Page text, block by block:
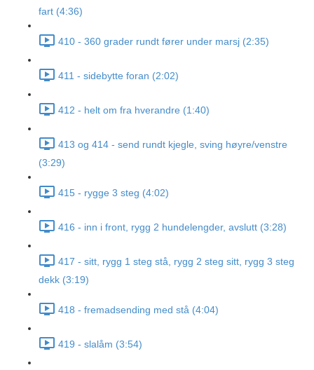
fart (4:36)
410 - 360 grader rundt fører under marsj (2:35)
411 - sidebytte foran (2:02)
412 - helt om fra hverandre (1:40)
413 og 414 - send rundt kjegle, sving høyre/venstre
(3:29)
415 - rygge 3 steg (4:02)
416 - inn i front, rygg 2 hundelengder, avslutt (3:28)
417 - sitt, rygg 1 steg stå, rygg 2 steg sitt, rygg 3 steg
dekk (3:19)
418 - fremadsending med stå (4:04)
419 - slalåm (3:54)